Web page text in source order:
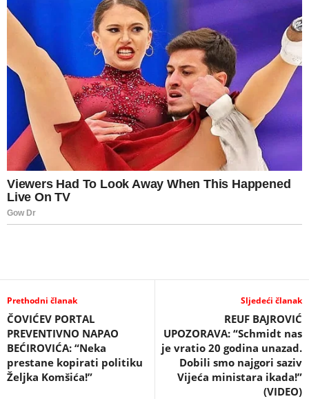
Prethodni članak
ČOVIĆEV PORTAL
PREVENTIVNO NAPAO
BEĆIROVIĆA: “Neka
prestane kopirati politiku
Željka Komšića!”
Sljedeći članak
REUF BAJROVIĆ
UPOZORAVA: “Schmidt nas
je vratio 20 godina unazad.
Dobili smo najgori saziv
Vijeća ministara ikada!”
(VIDEO)